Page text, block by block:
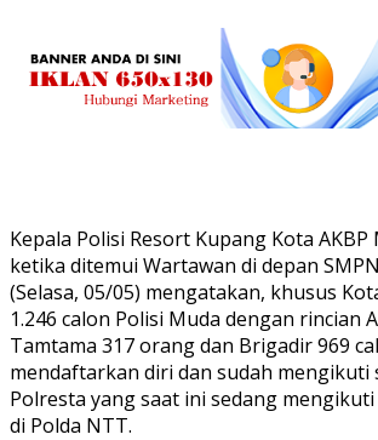
Kepala Polisi Resort Kupang Kota
ketika ditemui Wartawan di depan
(Selasa, 05/05) mengatakan, khusus
1.246 calon Polisi Muda dengan rincian
Tamtama 317 orang dan Brigadir 969
mendaftarkan diri dan sudah mengikuti
Polresta yang saat ini sedang
di Polda NTT.